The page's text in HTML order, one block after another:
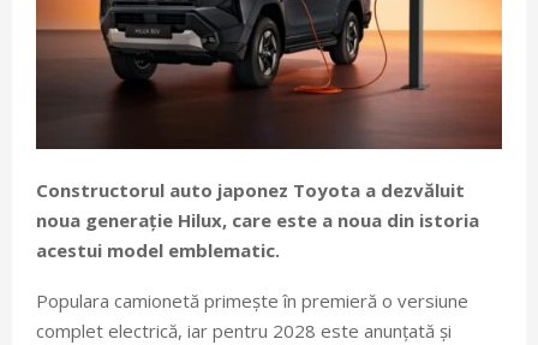
Constructorul auto japonez Toyota a dezvăluit
noua generație Hilux, care este a noua din istoria
acestui model emblematic.
Populara camionetă primește în premieră o versiune
complet electrică, iar pentru 2028 este anunțată și